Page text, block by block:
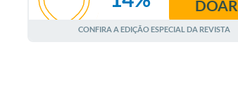
AGOSTO
DOAR
CONFIRA A EDIÇÃO ESPECIAL DA REVISTA